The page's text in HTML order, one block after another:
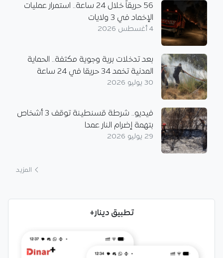
56 حريقاً خلال 24 ساعة.. استمرار عمليات
الإخماد في 3 ولايات
4 أغسطس 2026
بعد تدخلات برية وجوية مكثفة.. الحماية
المدنية تخمد 34 حريقا في 24 ساعة
30 يوليو 2026
فيديو.. شرطة قسنطينة توقف 3 أشخاص
بتهمة إضرام النار عمدا
29 يوليو 2026
المزيد
تطبيق دينار+